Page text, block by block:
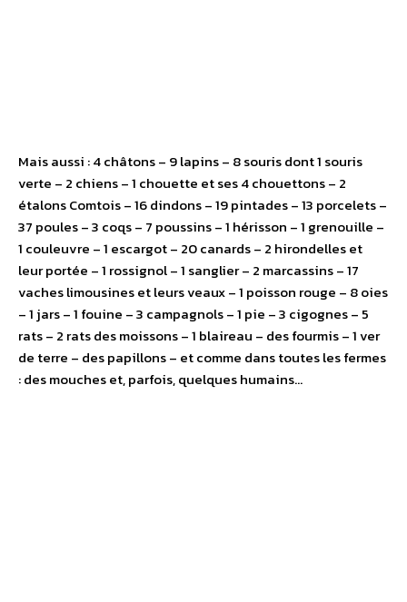
Mais aussi : 4 châtons – 9 lapins – 8 souris dont 1 souris
verte – 2 chiens – 1 chouette et ses 4 chouettons – 2
étalons Comtois – 16 dindons – 19 pintades – 13 porcelets –
37 poules – 3 coqs – 7 poussins – 1 hérisson – 1 grenouille –
1 couleuvre – 1 escargot – 20 canards – 2 hirondelles et
leur portée – 1 rossignol – 1 sanglier – 2 marcassins – 17
vaches limousines et leurs veaux – 1 poisson rouge – 8 oies
– 1 jars – 1 fouine – 3 campagnols – 1 pie – 3 cigognes – 5
rats – 2 rats des moissons – 1 blaireau – des fourmis – 1 ver
de terre – des papillons – et comme dans toutes les fermes
: des mouches et, parfois, quelques humains…